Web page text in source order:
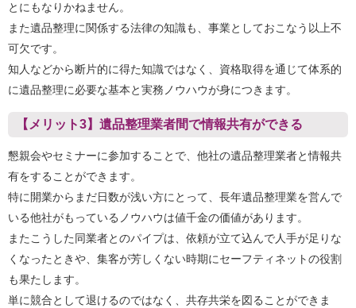
とにもなりかねません。
また遺品整理に関係する法律の知識も、事業としておこなう以上不
可欠です。
知人などから断片的に得た知識ではなく、資格取得を通じて体系的
に遺品整理に必要な基本と実務ノウハウが身につきます。
【メリット3】遺品整理業者間で情報共有ができる
懇親会やセミナーに参加することで、他社の遺品整理業者と情報共
有をすることができます。
特に開業からまだ日数が浅い方にとって、長年遺品整理業を営んで
いる他社がもっているノウハウは値千金の価値があります。
またこうした同業者とのパイプは、依頼が立て込んで人手が足りな
くなったときや、集客が芳しくない時期にセーフティネットの役割
も果たします。
単に競合として退けるのではなく、共存共栄を図ることができま